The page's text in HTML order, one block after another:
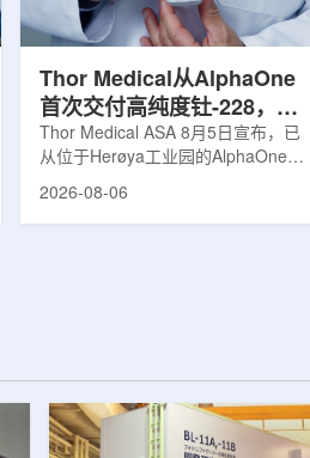
发土地起步建设，完成了土建开挖、
工程建设、组件制造或采购、燃料配
Thor Medical从AlphaOne
首次交付高纯度钍-228，商
业供货启动
Thor Medical ASA 8月5日宣布，已
从位于Herøya工业园的AlphaOne生
产设施完成首批高纯度钍-228(Th-
足靶向α疗法领域对高纯度...
2026-08-06